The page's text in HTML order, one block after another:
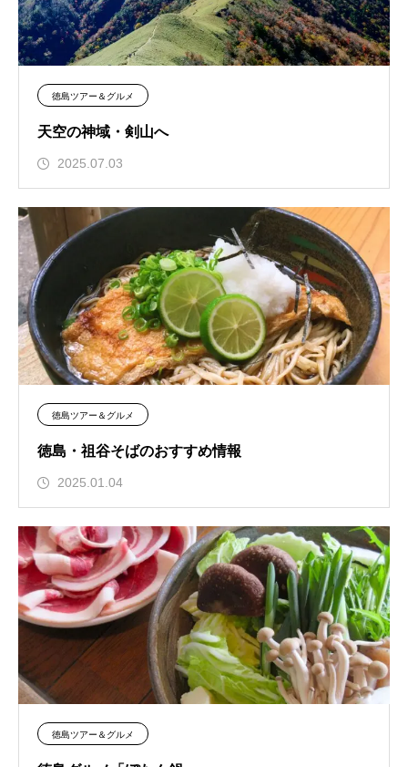
徳島ツアー＆グルメ
天空の神域・剣山へ
2025.07.03
徳島ツアー＆グルメ
徳島・祖谷そばのおすすめ情報
2025.01.04
徳島ツアー＆グルメ